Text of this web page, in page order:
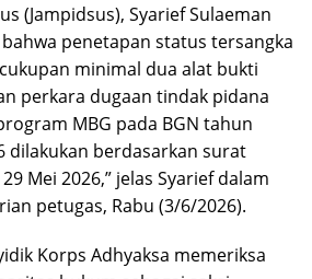
(Jampidsus), Syarief Sulaeman
penetapan status tersangka
minimal dua alat bukti
perkara dugaan tindak pidana
MBG pada BGN tahun
dilakukan berdasarkan surat
Mei 2026,” jelas Syarief dalam
petugas, Rabu (3/6/2026).
Korps Adhyaksa memeriksa